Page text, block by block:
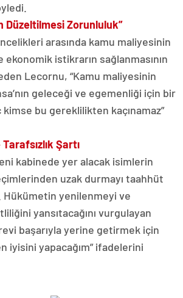
Düzeltilmesi Zorunluluk”
arasında kamu maliyesinin
istikrarın sağlanmasının
Lecornu, “Kamu maliyesinin
geleceği ve egemenliği için bir
bu gereklilikten kaçınamaz”
Şartı
kabinede yer alacak isimlerin
uzak durmayı taahhüt
yenilenmeyi ve
yansıtacağını vurgulayan
başarıyla yerine getirmek için
iyisini yapacağım” ifadelerini